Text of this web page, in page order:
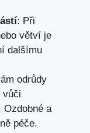
: Při
větví je
dalšímu
odrůdy
vůči
Ozdobné a
péče.